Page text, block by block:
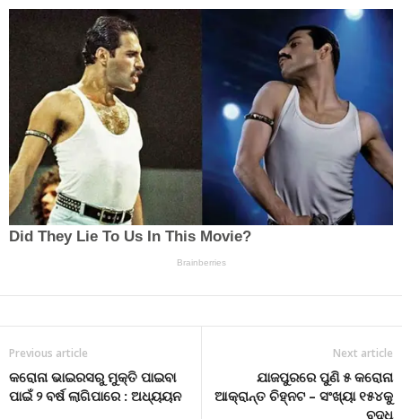
Previous article
କରୋନା ଭାଇରସରୁ ମୁକ୍ତି ପାଇବା
ପାଇଁ ୨ ବର୍ଷ ଲାଗିପାରେ : ଅଧ୍ୟୟନ
Next article
ଯାଜପୁରରେ ପୁଣି ୫ କରୋନା
ଆକ୍ରାନ୍ତ ଚିହ୍ନଟ – ସଂଖ୍ୟା ୧୫୪କୁ
ବୃଦ୍ଧି